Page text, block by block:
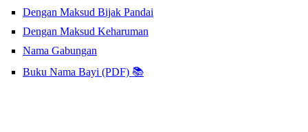
Dengan Maksud Bijak Pandai
Dengan Maksud Keharuman
Nama Gabungan
Buku Nama Bayi (PDF) 📚